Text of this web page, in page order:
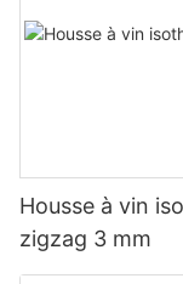
Housse à vin
zigzag 3 mm